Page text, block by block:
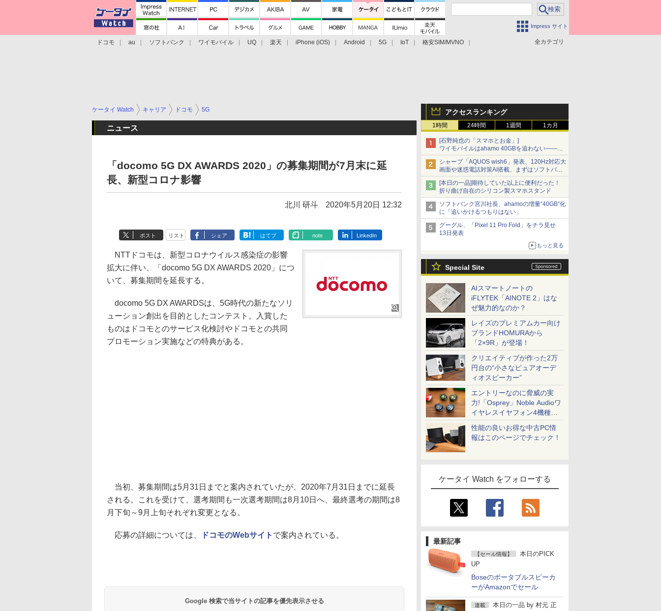
Impress サイト
全カテゴリ
ドコモ au ソフトバンク ワイモバイル UQ 楽天 iPhone (iOS) Android 5G IoT
格安SIM/MVNO
アクセスランキング
1時間 24時間 1週間 1カ月
[石野純也の「スマホとお金」]
ワイモバイルはahamo 40GBを追わない――単
身向け「超おトク割」の安さと1年限定の注意
点
シャープ「AQUOS wish6」発表、120Hz対応大
画面や迷惑電話対策AI搭載、まずはソフトバン
クの法人向け
[本日の一品]期待していた以上に便利だった！
折り曲げ自在のシリコン製スマホスタンド
ソフトバンク宮川社長、ahamoの増量“40GB”化
に「追いかけるつもりはない」
グーグル、「Pixel 11 Pro Fold」をチラ見せ
13日発表
もっと見る
Special Site
AIスマートノートの
iFLYTEK「AINOTE 2」はな
ぜ魅力的なのか？
レイズのプレミアムカー向け
ブランドHOMURAから
「2×9R」が登場！
クリエイティブが作った2万
円台の“小さなピュアオーデ
ィオスピーカー”
エントリーなのに脅威の実
力!「Osprey」Noble Audioワ
イヤレスイヤフォン4機種を
一気に聴く
性能の良いお得な中古PC情
報はこのページでチェック！
ケータイ Watch をフォローする
最新記事
【セール情報】
本日のPICK
UP
Boseのポータブルスピーカ
ーがAmazonでセール
連載 本日の一品 by 村元 正
ケータイ Watch キャリア ドコモ 5G
ニュース
「docomo 5G DX AWARDS 2020」の募集期間が7月末に延
長、新型コロナ影響
北川 研斗 2020年5月20日 12:32
ポスト リスト シェア はてブ note LinkedIn
NTTドコモは、新型コロナウイルス感染症の影響
拡大に伴い、「docomo 5G DX AWARDS 2020」につ
いて、募集期間を延長する。
docomo 5G DX AWARDSは、5G時代の新たなソリ
ューション創出を目的としたコンテスト。入賞した
ものはドコモとのサービス化検討やドコモとの共同
プロモーション実施などの特典がある。
当初、募集期間は5月31日までと案内されていたが、2020年7月31日までに延長
される。これを受けて、選考期間も一次選考期間は8月10日へ、最終選考の期間は8
月下旬～9月上旬それぞれ変更となる。
応募の詳細については、 ドコモのWebサイト で案内されている。
Google 検索で当サイトの記事を優先表示させる